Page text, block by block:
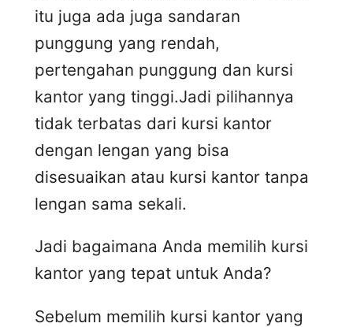
itu juga ada juga sandaran
punggung yang rendah,
pertengahan punggung dan kursi
kantor yang tinggi.Jadi pilihannya
tidak terbatas dari kursi kantor
dengan lengan yang bisa
disesuaikan atau kursi kantor tanpa
lengan sama sekali.
Jadi bagaimana Anda memilih kursi
kantor yang tepat untuk Anda?
Sebelum memilih kursi kantor yang